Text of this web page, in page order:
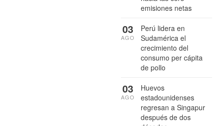
emisiones netas
Perú lidera en
Sudamérica el
crecimiento del
consumo per cápita
de pollo
03
AGO
Huevos
estadounidenses
regresan a Singapur
después de dos
03
AGO